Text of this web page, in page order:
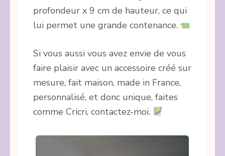
profondeur x 9 cm de hauteur, ce qui
lui permet une grande contenance.
Si vous aussi vous avez envie de vous
faire plaisir avec un accessoire créé sur
mesure, fait maison, made in France,
personnalisé, et donc unique, faites
comme Cricri, contactez-moi.